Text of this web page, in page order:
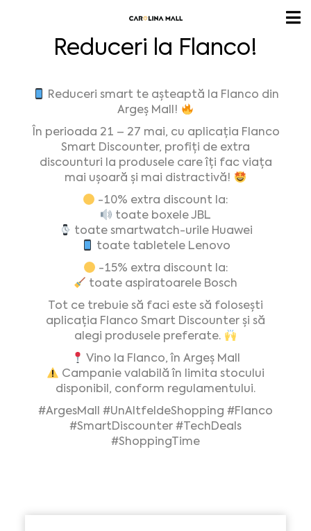
Reduceri la Flanco!
Reduceri smart te așteaptă la Flanco din
Argeș Mall!
În perioada 21 – 27 mai, cu aplicația Flanco
Smart Discounter, profiți de extra
discounturi la produsele care îți fac viața
mai ușoară și mai distractivă!
-10% extra discount la:
toate boxele JBL
toate smartwatch-urile Huawei
toate tabletele Lenovo
-15% extra discount la:
toate aspiratoarele Bosch
Tot ce trebuie să faci este să folosești
aplicația Flanco Smart Discounter și să
alegi produsele preferate.
Vino la Flanco, în Argeș Mall
Campanie valabilă în limita stocului
disponibil, conform regulamentului.
#ArgesMall #UnAltfeldeShopping #Flanco
#SmartDiscounter#TechDeals
#ShoppingTime